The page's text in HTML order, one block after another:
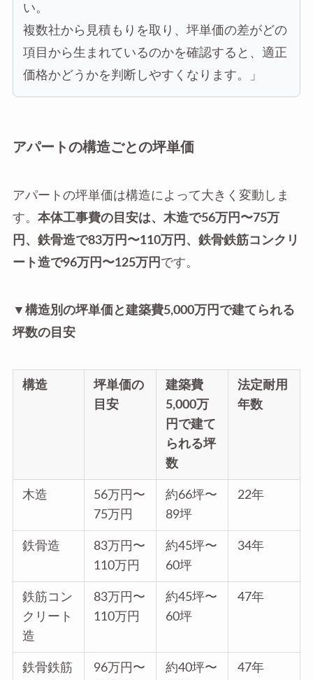
い。
複数社から見積もりを取り、坪単価の差がどの
項目から生まれているのかを確認すると、適正
価格かどうかを判断しやすくなります。」
アパートの構造ごとの坪単価
アパートの坪単価は構造によって大きく変動しま
す。 本体工事費の目安は、木造で56万円〜75万
円、鉄骨造で83万円〜110万円、鉄骨鉄筋コンクリ
ート造で96万円〜125万円 です。
▼構造別の坪単価と建築費5,000万円で建てられる
坪数の目安
構造
坪単価の
目安
建築費
5,000万
円で建て
られる坪
数
法定耐用
年数
木造
56万円〜
75万円
約66坪〜
89坪
22年
鉄骨造
83万円〜
110万円
約45坪〜
60坪
34年
鉄筋コン
クリート
造
83万円〜
110万円
約45坪〜
60坪
47年
鉄骨鉄筋
96万円〜
約40坪〜
47年